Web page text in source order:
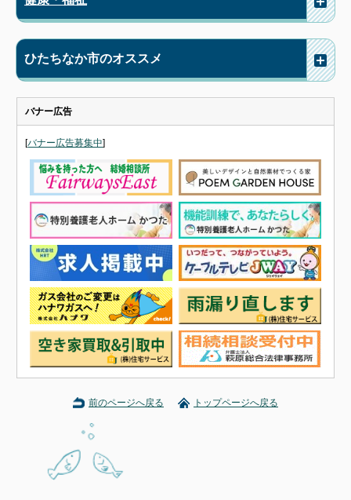
ひたちなか市のオススメ
バナー広告
[バナー広告募集中]
前のページへ戻る トップページへ戻る